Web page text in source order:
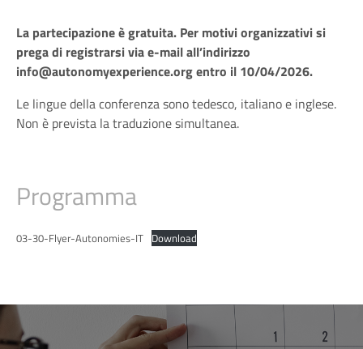
La partecipazione è gratuita. Per motivi organizzativi si
prega di registrarsi via e-mail all’indirizzo
info@autonomyexperience.orgentro il 10/04/2026.
Le lingue della conferenza sono tedesco, italiano e inglese.
Non è prevista la traduzione simultanea.
Programma
03-30-Flyer-Autonomies-IT Download